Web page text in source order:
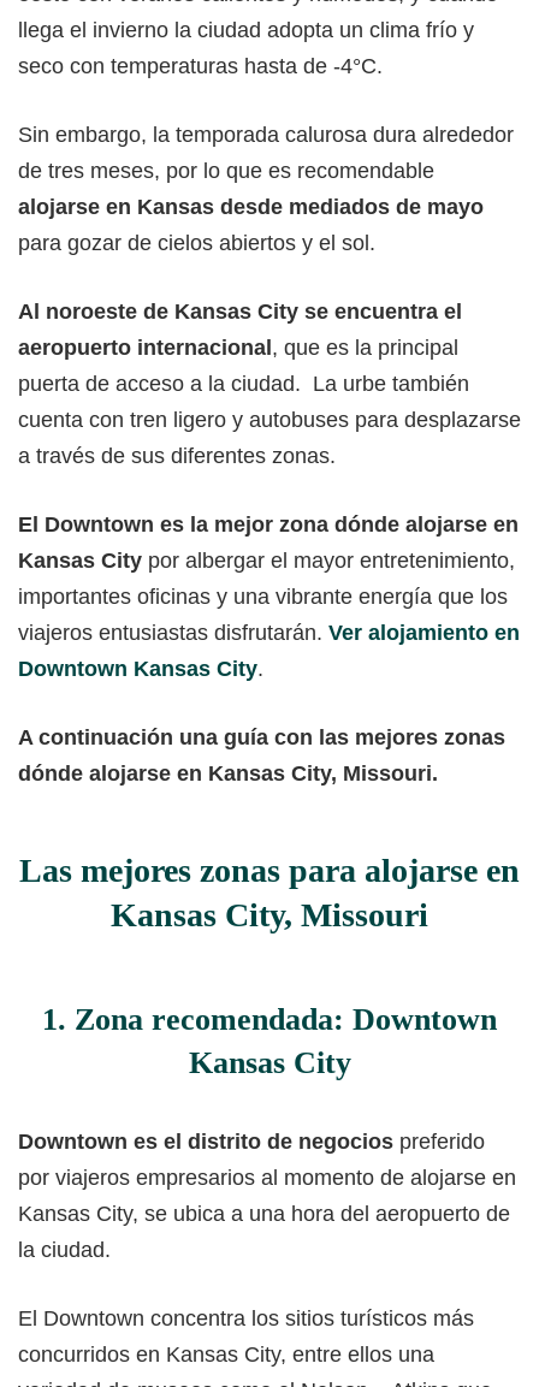
llega el invierno la ciudad adopta un clima frío y
seco con temperaturas hasta de -4°C.
Sin embargo, la temporada calurosa dura alrededor
de tres meses, por lo que es recomendable
alojarse en Kansas desde mediados de mayo
para gozar de cielos abiertos y el sol.
Al noroeste de Kansas City se encuentra el
aeropuerto internacional , que es la principal
puerta de acceso a la ciudad. La urbe también
cuenta con tren ligero y autobuses para desplazarse
a través de sus diferentes zonas.
El Downtown es la mejor zona dónde alojarse en
Kansas City por albergar el mayor entretenimiento,
importantes oficinas y una vibrante energía que los
viajeros entusiastas disfrutarán. Ver alojamiento en
Downtown Kansas City.
A continuación una guía con las mejores zonas
dónde alojarse en Kansas City, Missouri.
Las mejores zonas para alojarse en
Kansas City, Missouri
1. Zona recomendada: Downtown
Kansas City
Downtown es el distrito de negocios preferido
por viajeros empresarios al momento de alojarse en
Kansas City, se ubica a una hora del aeropuerto de
la ciudad.
El Downtown concentra los sitios turísticos más
concurridos en Kansas City, entre ellos una